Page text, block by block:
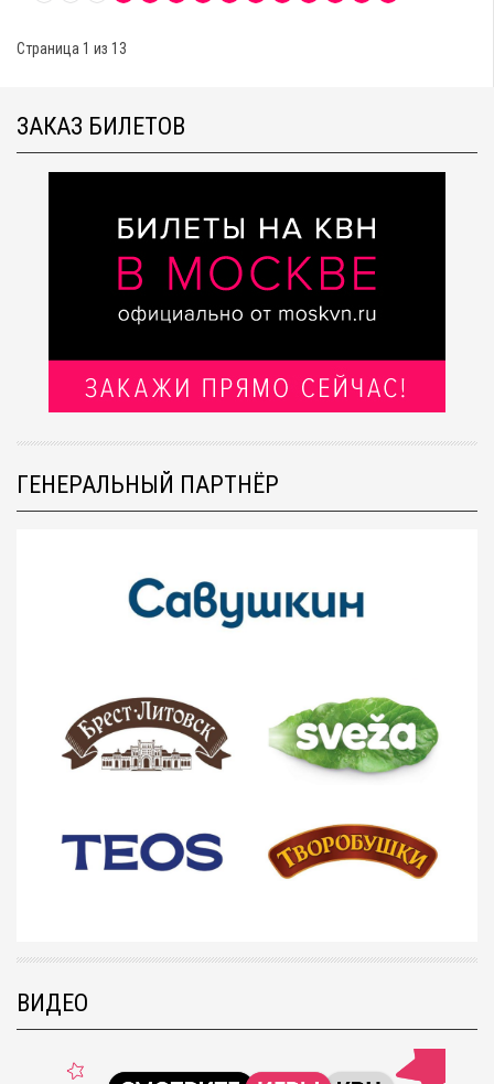
Страница 1 из 13
ЗАКАЗ БИЛЕТОВ
ГЕНЕРАЛЬНЫЙ ПАРТНЁР
ВИДЕО